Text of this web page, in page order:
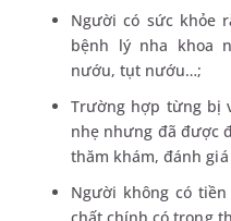
Người có sức khỏe
bệnh lý nha khoa
nướu, tụt nướu…;
Trường hợp từng bị
nhẹ nhưng đã được
thăm khám, đánh
Người không có